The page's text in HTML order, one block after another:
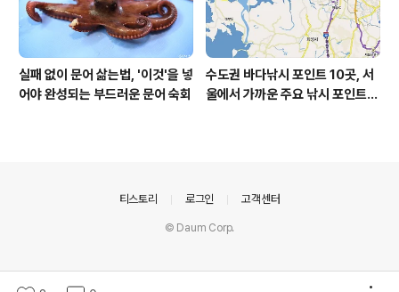
실패 없이 문어 삶는법, '이것'을 넣
어야 완성되는 부드러운 문어 숙회
수도권 바다낚시 포인트 10곳, 서
울에서 가까운 주요 낚시 포인트
티스토리 로그인 고객센터
© Daum Corp.